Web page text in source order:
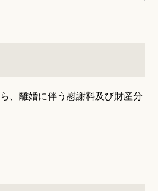
、離婚に伴う慰謝料及び財産分